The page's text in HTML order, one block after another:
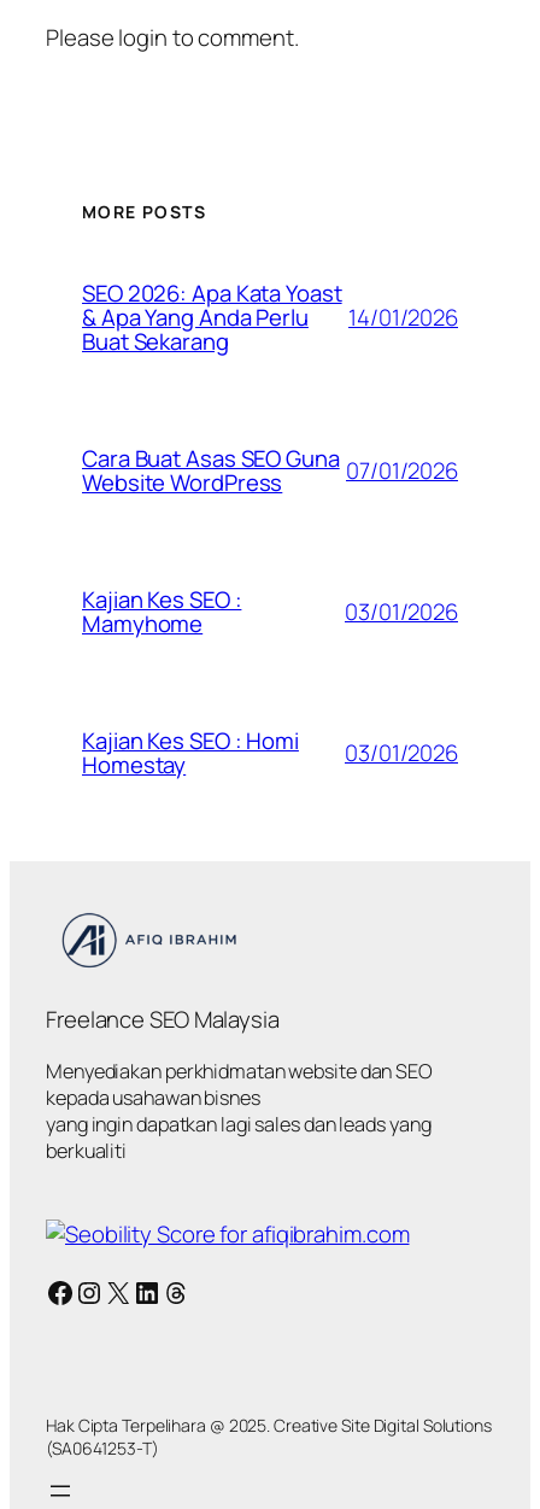
Please login to comment.
MORE POSTS
SEO 2026: Apa Kata Yoast
& Apa Yang Anda Perlu
Buat Sekarang
14/01/2026
Cara Buat Asas SEO Guna
Website WordPress 07/01/2026
Kajian Kes SEO :
Mamyhome 03/01/2026
Kajian Kes SEO : Homi
Homestay 03/01/2026
Freelance SEO Malaysia
Menyediakan perkhidmatan website dan SEO
kepada usahawan bisnes
yang ingin dapatkan lagi sales dan leads yang
berkualiti
Facebook
Instagram
X LinkedIn
Threads
Hak Cipta Terpelihara @ 2025. Creative Site Digital Solutions
(SA0641253-T)